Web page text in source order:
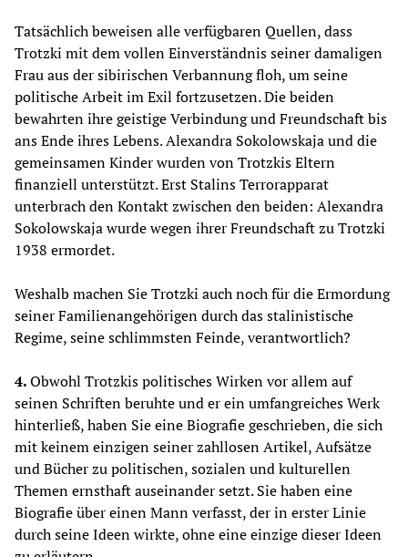
Tatsächlich beweisen alle verfügbaren Quellen, dass
Trotzki mit dem vollen Einverständnis seiner damaligen
Frau aus der sibirischen Verbannung floh, um seine
politische Arbeit im Exil fortzusetzen. Die beiden
bewahrten ihre geistige Verbindung und Freundschaft bis
ans Ende ihres Lebens. Alexandra Sokolowskaja und die
gemeinsamen Kinder wurden von Trotzkis Eltern
finanziell unterstützt. Erst Stalins Terrorapparat
unterbrach den Kontakt zwischen den beiden: Alexandra
Sokolowskaja wurde wegen ihrer Freundschaft zu Trotzki
1938 ermordet.
Weshalb machen Sie Trotzki auch noch für die Ermordung
seiner Familienangehörigen durch das stalinistische
Regime, seine schlimmsten Feinde, verantwortlich?
4.Obwohl Trotzkis politisches Wirken vor allem auf
seinen Schriften beruhte und er ein umfangreiches Werk
hinterließ, haben Sie eine Biografie geschrieben, die sich
mit keinem einzigen seiner zahllosen Artikel, Aufsätze
und Bücher zu politischen, sozialen und kulturellen
Themen ernsthaft auseinander setzt. Sie haben eine
Biografie über einen Mann verfasst, der in erster Linie
durch seine Ideen wirkte, ohne eine einzige dieser Ideen